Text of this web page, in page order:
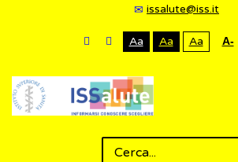
issalute@iss.it
Aa Aa Aa A-